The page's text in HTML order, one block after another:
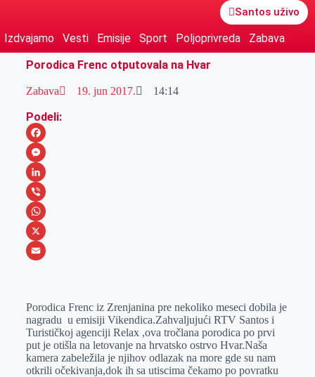
Santos uživo
Izdvajamo Vesti Emisije Sport Poljoprivreda
Zabava
Porodica Frenc otputovala na Hvar
Zabava 19. jun 2017. 14:14
Podeli:
F
a
c
e
b
o
M
e
s
s
e
e
r
L
i
n
k
I
n
V
i
b
W
h
s
A
p
p
X
a
i
l
Porodica Frenc iz Zrenjanina pre nekoliko meseci dobila je
nagradu u emisiji Vikendica.Zahvaljujući RTV Santos i
Turističkoj agenciji Relax ,ova tročlana porodica po prvi
put je otišla na letovanje na hrvatsko ostrvo Hvar.Naša
kamera zabeležila je njihov odlazak na more gde su nam
otkrili očekivanja,dok ih sa utiscima čekamo po povratku